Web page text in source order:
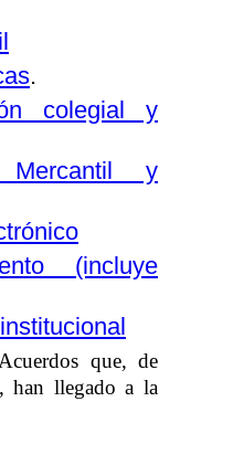
.
colegial y
Mercantil y
(incluye
que, de
han llegado a la